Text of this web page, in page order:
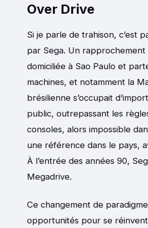
Over Drive
Si je parle de trahison, c’est
par Sega. Un rapprochement
domiciliée à Sao Paulo et
machines, et notamment la
brésilienne s’occupait
public, outrepassant les
consoles, alors impossible
une référence dans le pays,
À l’entrée des années 90,
Megadrive.
Ce changement de
opportunités pour se